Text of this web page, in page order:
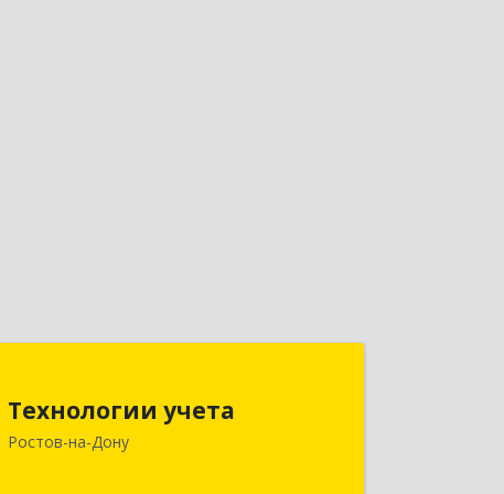
Технологии учета
Ростов-на-Дону
344064, Ростовская обл, Ростов-на-
Дону г, Вавилова ул, дом № 68, оф.309